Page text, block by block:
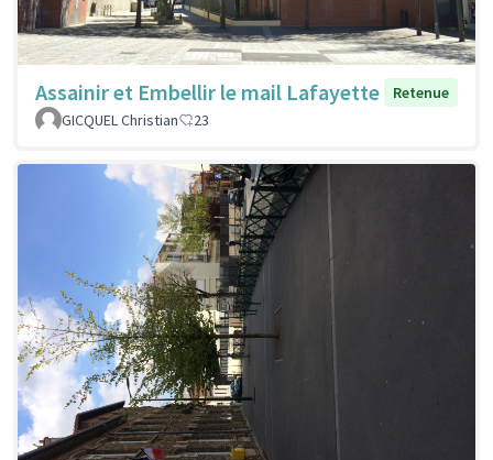
Assainir et Embellir le mail Lafayette
Retenue
GICQUEL Christian
23